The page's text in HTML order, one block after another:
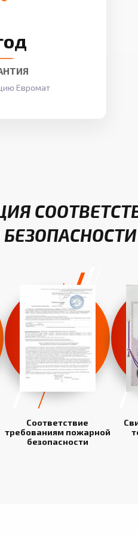
Евромат
Соответствие
требованиям пожарной
безопасности